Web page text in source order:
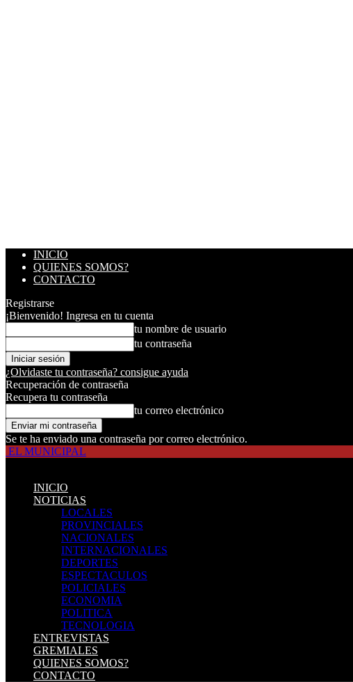
INICIO
QUIENES SOMOS?
CONTACTO
Registrarse
¡Bienvenido! Ingresa en tu cuenta
tu nombre de usuario
tu contraseña
¿Olvidaste tu contraseña? consigue ayuda
Recuperación de contraseña
Recupera tu contraseña
tu correo electrónico
Se te ha enviado una contraseña por correo electrónico.
EL MUNICIPAL
INICIO
NOTICIAS
LOCALES
PROVINCIALES
NACIONALES
INTERNACIONALES
DEPORTES
ESPECTACULOS
POLICIALES
ECONOMIA
POLITICA
TECNOLOGIA
ENTREVISTAS
GREMIALES
QUIENES SOMOS?
CONTACTO